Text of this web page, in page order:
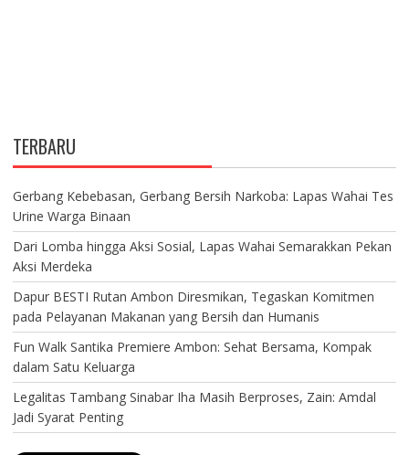
TERBARU
Gerbang Kebebasan, Gerbang Bersih Narkoba: Lapas Wahai Tes
Urine Warga Binaan
Dari Lomba hingga Aksi Sosial, Lapas Wahai Semarakkan Pekan
Aksi Merdeka
Dapur BESTI Rutan Ambon Diresmikan, Tegaskan Komitmen
pada Pelayanan Makanan yang Bersih dan Humanis
Fun Walk Santika Premiere Ambon: Sehat Bersama, Kompak
dalam Satu Keluarga
Legalitas Tambang Sinabar Iha Masih Berproses, Zain: Amdal
Jadi Syarat Penting